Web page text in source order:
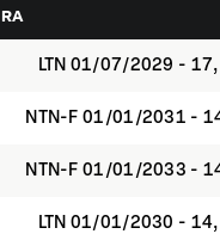
LTN 01/07/2029 -
NTN-F 01/01/2031 -
NTN-F 01/01/2033 -
LTN 01/01/2030 -